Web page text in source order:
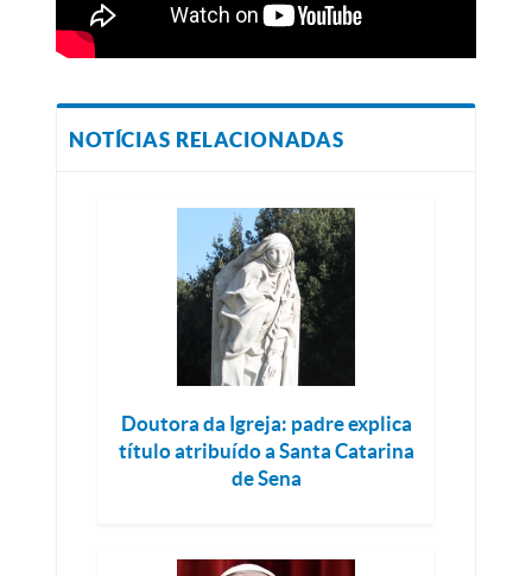
NOTÍCIAS RELACIONADAS
Doutora da Igreja: padre explica
título atribuído a Santa Catarina
de Sena